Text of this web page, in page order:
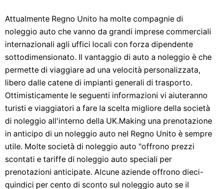
Attualmente Regno Unito ha molte compagnie di
noleggio auto che vanno da grandi imprese commerciali
internazionali agli uffici locali con forza dipendente
sottodimensionato. Il vantaggio di auto a noleggio è che
permette di viaggiare ad una velocità personalizzata,
libero dalle catene di impianti generali di trasporto.
Ottimisticamente le seguenti informazioni vi aiuteranno
turisti e viaggiatori a fare la scelta migliore della società
di noleggio all'interno della UK.Making una prenotazione
in anticipo di un noleggio auto nel Regno Unito è sempre
utile. Molte società di noleggio auto "offrono prezzi
scontati e tariffe di noleggio auto speciali per
prenotazioni anticipate. Alcune aziende offrono dieci-
quindici per cento di sconto sul noleggio auto se il